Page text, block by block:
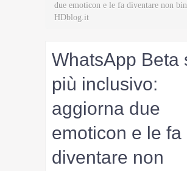
due emoticon e le fa diventare non
HDblog.it
WhatsApp Beta
più inclusivo:
aggiorna due
emoticon e le fa
diventare non